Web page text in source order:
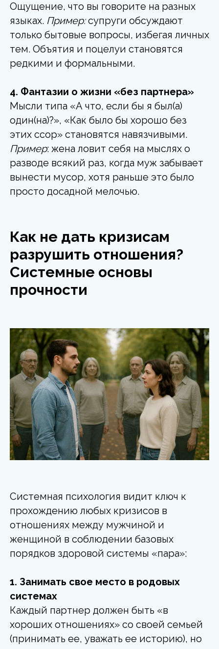
Ощущение, что вы говорите на разных
языках. Пример:супруги обсуждают
только бытовые вопросы, избегая личных
тем. Объятия и поцелуи становятся
редкими и формальными.
4. Фантазии о жизни «без партнера»
Мысли типа «А что, если бы я был(а)
один(на)?», «Как было бы хорошо без
этих ссор» становятся навязчивыми.
Пример: жена ловит себя на мыслях о
разводе всякий раз, когда муж забывает
вынести мусор, хотя раньше это было
просто досадной мелочью.
Как не дать кризисам
разрушить отношения?
Системные основы
прочности
Системная психология видит ключ к
прохождению любых кризисов в
отношениях между мужчиной и
женщиной в соблюдении базовых
порядков здоровой системы «пара»:
1. Занимать свое место в родовых
системах
Каждый партнер должен быть «в
хороших отношениях» со своей семьей
(принимать ее, уважать ее историю), но